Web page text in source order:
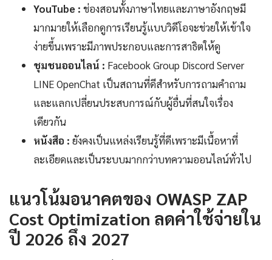
YouTube : ช่องสอนทั้งภาษาไทยและภาษาอังกฤษมี
มากมายให้เลือกดูการเรียนรู้แบบวิดีโอจะช่วยให้เข้าใจ
ง่ายขึ้นเพราะมีภาพประกอบและการสาธิตให้ดู
ชุมชนออนไลน์ : Facebook Group Discord Server
LINE OpenChat เป็นสถานที่ดีสำหรับการถามคำถาม
และแลกเปลี่ยนประสบการณ์กับผู้อื่นที่สนใจเรื่อง
เดียวกัน
หนังสือ : ยังคงเป็นแหล่งเรียนรู้ที่ดีเพราะมีเนื้อหาที่
ละเอียดและเป็นระบบมากกว่าบทความออนไลน์ทั่วไป
แนวโน้มอนาคตของ OWASP ZAP
Cost Optimization ลดค่าใช้จ่ายใน
ปี 2026 ถึง 2027